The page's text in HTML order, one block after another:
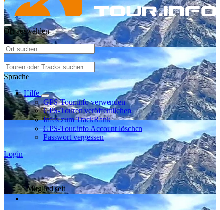
Ort auswählen
Sprache
Hilfe
GPS-Tour.info verwenden
GPS-Touren veröffentlichen
Infos zum TrackRank
GPS-Tour.info Account löschen
Passwort vergessen
Login
Mitglied seit